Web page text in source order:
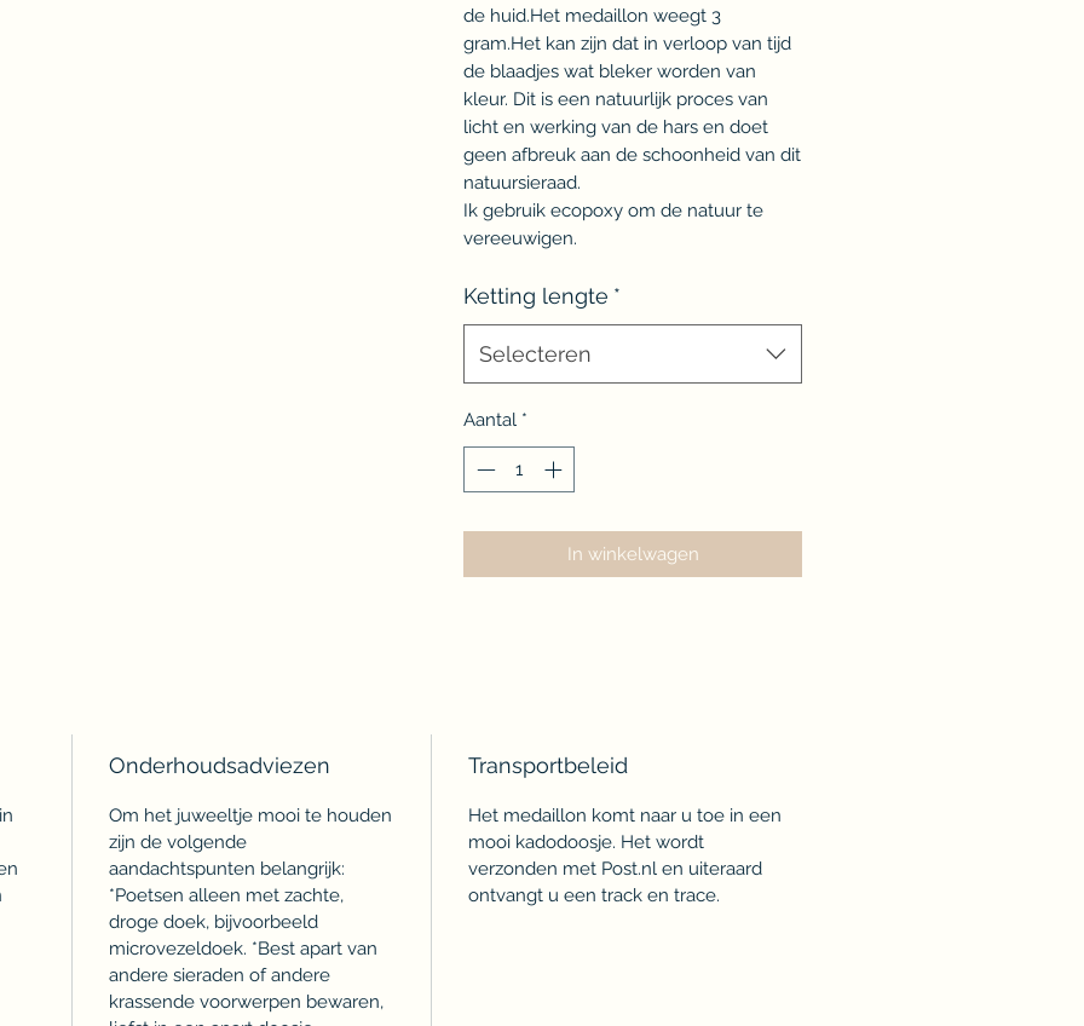
de huid.Het medaillon weegt 3
gram.Het kan zijn dat in verloop van tijd
de blaadjes wat bleker worden van
kleur. Dit is een natuurlijk proces van
licht en werking van de hars en doet
geen afbreuk aan de schoonheid van dit
natuursieraad.
Ik gebruik ecopoxy om de natuur te
vereeuwigen.
Ketting lengte *
Selecteren
Aantal *
In winkelwagen
Onderhoudsadviezen
Om het juweeltje mooi te houden
zijn de volgende
aandachtspunten belangrijk:
*Poetsen alleen met zachte,
droge doek, bijvoorbeeld
microvezeldoek. *Best apart van
andere sieraden of andere
krassende voorwerpen bewaren,
Transportbeleid
Het medaillon komt naar u toe in een
mooi kadodoosje. Het wordt
verzonden met Post.nl en uiteraard
ontvangt u een track en trace.